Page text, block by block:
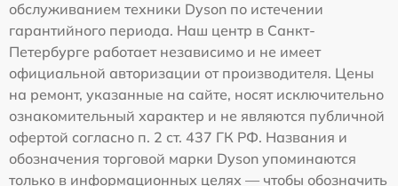
обслуживанием техники Dyson по истечении
гарантийного периода. Наш центр в Санкт-
Петербурге работает независимо и не имеет
официальной авторизации от производителя. Цены
на ремонт, указанные на сайте, носят исключительно
ознакомительный характер и не являются публичной
офертой согласно п. 2 ст. 437 ГК РФ. Названия и
обозначения торговой марки Dyson упоминаются
только в информационных целях — чтобы обозначить